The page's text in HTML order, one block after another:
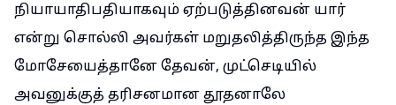
நியாயாதிபதியாகவும் ஏற்படுத்தினவன் யார்
என்று சொல்லி அவர்கள் மறுதலித்திருந்த இந்த
மோசேயைத்தானே தேவன், முட்செடியில்
அவனுக்குத் தரிசனமான தூதனாலே